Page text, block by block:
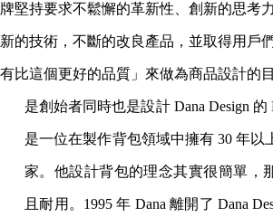
牌堅持要求不鬆懈的革新性、創新的思考
新的技術，不斷的改良產品，並取得用戶
有比這個更好的品質」來做為商品設計的目
是創始者同時也是設計 Dana Design 的
是一位在製作背包領域中擁有 30 年以
家。他設計背包的理念其實很簡單，
且耐用。1995 年 Dana 離開了 Dana